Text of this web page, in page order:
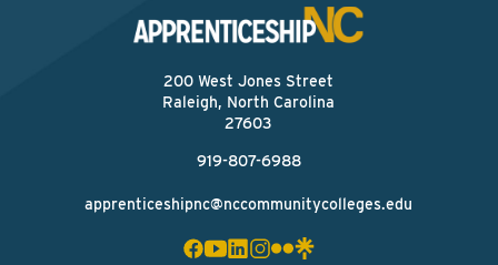
200 West Jones Street
Raleigh, North Carolina
27603
919-807-6988
apprenticeshipnc@nccommunitycolleges.edu